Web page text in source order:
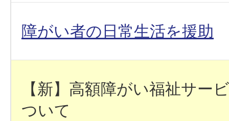
障がい者の日常生活を援助
【新】高額障がい福祉サー
ついて